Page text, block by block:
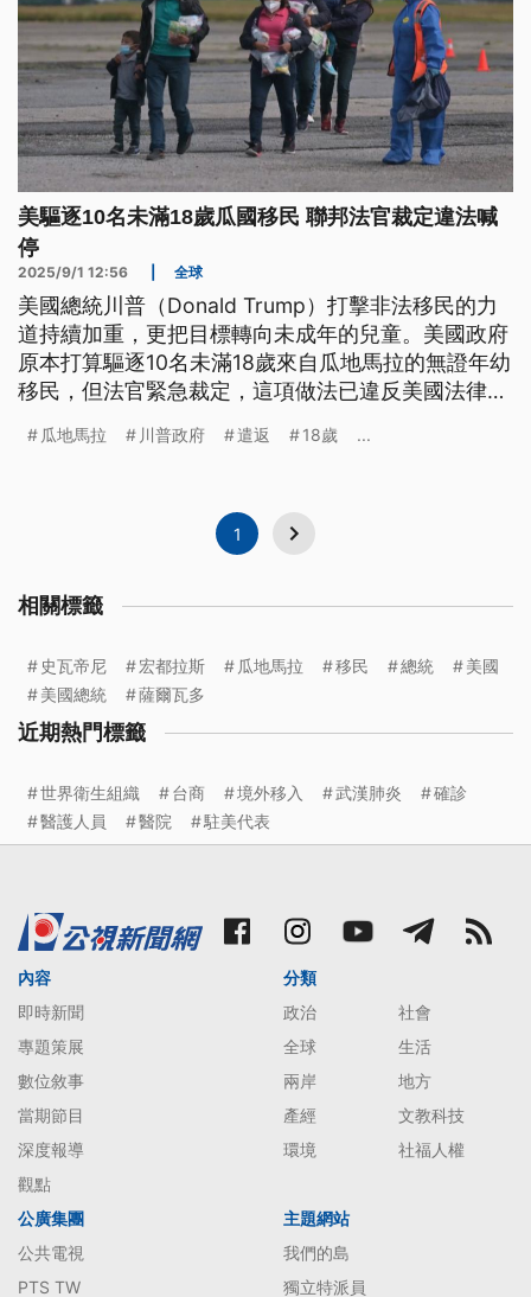
美驅逐10名未滿18歲瓜國移民 聯邦法官裁定違法喊
停
2025/9/1 12:56 全球
美國總統川普（Donald Trump）打擊非法移民的力
道持續加重，更把目標轉向未成年的兒童。美國政府
原本打算驅逐10名未滿18歲來自瓜地馬拉的無證年幼
移民，但法官緊急裁定，這項做法已違反美國法律，
的消防員，也因非法移民身分遭到逮捕。
瓜地馬拉 川普政府 遣返 18歲 ...
1
相關標籤
史瓦帝尼 宏都拉斯 瓜地馬拉 移民 總統
美國
美國總統
薩爾瓦多
近期熱門標籤
世界衛生組織 台商 境外移入 武漢肺炎
確診
醫護人員
醫院 駐美代表
內容
即時新聞
專題策展
數位敘事
當期節目
深度報導
觀點
分類
政治
社會
全球
生活
兩岸
地方
產經
文教科技
環境
社福人權
公廣集團
公共電視
PTS TW
主題網站
我們的島
獨立特派員